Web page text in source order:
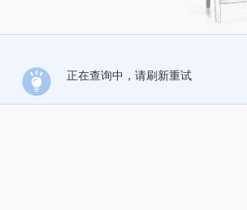
正在查询中，请刷新重试